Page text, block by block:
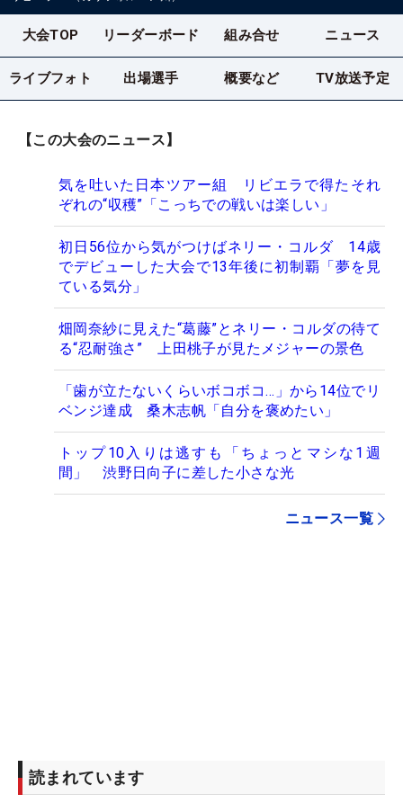
大会TOP リーダーボード 組み合せ ニュース
ライブフォト 出場選手 概要など TV放送予定
【この大会のニュース】
気を吐いた日本ツアー組 リビエラで得たそれ
ぞれの“収穫”「こっちでの戦いは楽しい」
初日56位から気がつけばネリー・コルダ 14歳
でデビューした大会で13年後に初制覇「夢を見
ている気分」
畑岡奈紗に見えた“葛藤”とネリー・コルダの待て
る“忍耐強さ” 上田桃子が見たメジャーの景色
「歯が立たないくらいボコボコ…」から14位でリ
ベンジ達成 桑木志帆「自分を褒めたい」
トップ10入りは逃すも「ちょっとマシな1週
間」 渋野日向子に差した小さな光
ニュース一覧
読まれています